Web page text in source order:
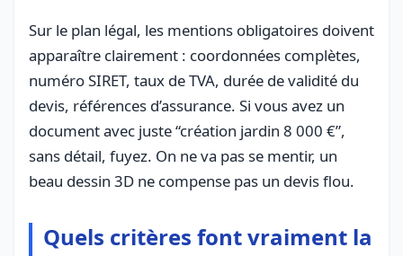
Sur le plan légal, les mentions obligatoires doivent
apparaître clairement : coordonnées complètes,
numéro SIRET, taux de TVA, durée de validité du
devis, références d’assurance. Si vous avez un
document avec juste “création jardin 8 000 €”,
sans détail, fuyez. On ne va pas se mentir, un
beau dessin 3D ne compense pas un devis flou.
Quels critères font vraiment la